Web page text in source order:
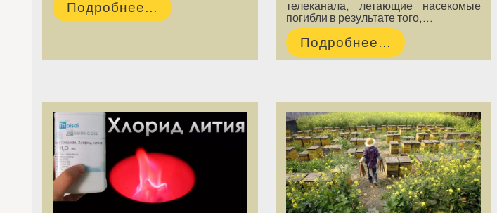
Подробнее...
телеканала, летающие насекомые
погибли в результате того,…
Подробнее...